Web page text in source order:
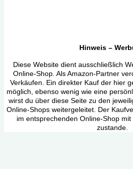
Hinweis –
Diese Website dient ausschließlich
Online-Shop. Als Amazon-Partner
Verkäufen. Ein direkter Kauf der hier
möglich, ebenso wenig wie eine
wirst du über diese Seite zu den
Online-Shops weitergeleitet. Der
im entsprechenden Online-Shop
zustande.